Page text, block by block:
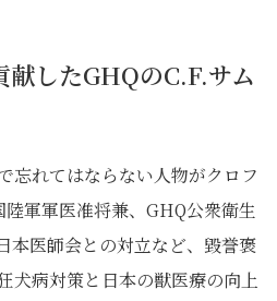
したGHQのC.F.サム
忘れてはならない人物がクロフ
軍軍医准将兼、GHQ公衆衛生
本医師会との対立など、毀誉褒
犬病対策と日本の獣医療の向上